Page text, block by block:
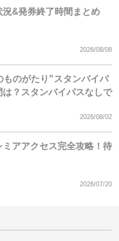
況&発券終了時間まとめ
2026/08/08
ものがたり”スタンバイパ
？スタンバイパスなしで
2026/08/02
アアクセス完全攻略！待
2026/07/20